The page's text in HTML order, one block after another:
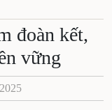
đoàn kết,
vững